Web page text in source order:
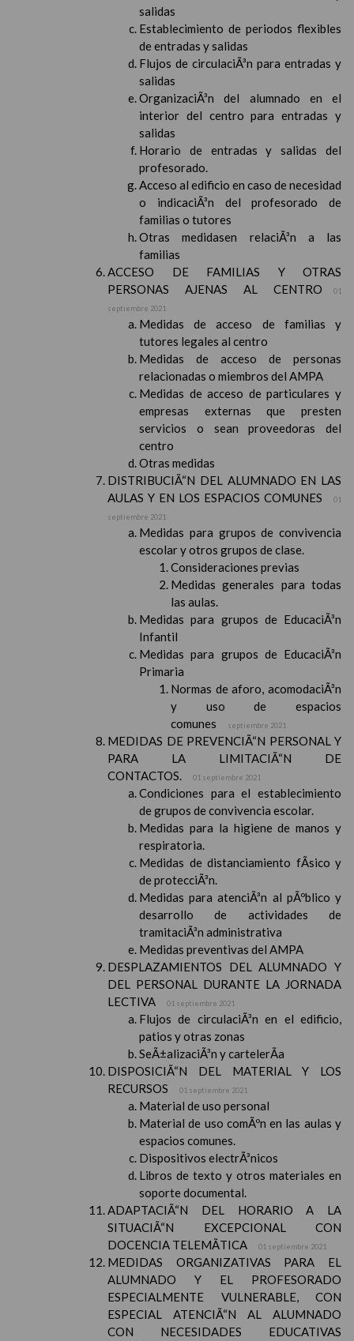
salidas
Establecimiento de periodos flexibles
de entradas y salidas
Flujos de circulaciÃ³n para entradas y
salidas
OrganizaciÃ³n del alumnado en el
interior del centro para entradas y
salidas
Horario de entradas y salidas del
profesorado.
Acceso al edificio en caso de necesidad
o indicaciÃ³n del profesorado de
familias o tutores
Otras medidasen relaciÃ³n a las
familias
ACCESO DE FAMILIAS Y OTRAS
PERSONAS AJENAS AL CENTRO
01
septiembre 2021
Medidas de acceso de familias y
tutores legales al centro
Medidas de acceso de personas
relacionadas o miembros del AMPA
Medidas de acceso de particulares y
empresas externas que presten
servicios o sean proveedoras del
centro
Otras medidas
DISTRIBUCIÃ“N DEL ALUMNADO EN LAS
AULAS Y EN LOS ESPACIOS COMUNES
01
septiembre 2021
Medidas para grupos de convivencia
escolar y otros grupos de clase.
Consideraciones previas
Medidas generales para todas
las aulas.
Medidas para grupos de EducaciÃ³n
Infantil
Medidas para grupos de EducaciÃ³n
Primaria
Normas de aforo, acomodaciÃ³n
y uso de espacios
comunes
septiembre 2021
MEDIDAS DE PREVENCIÃ“N PERSONAL Y
PARA LA LIMITACIÃ“N DE
CONTACTOS.
01 septiembre 2021
Condiciones para el establecimiento
de grupos de convivencia escolar.
Medidas para la higiene de manos y
respiratoria.
Medidas de distanciamiento fÃ­sico y
de protecciÃ³n.
Medidas para atenciÃ³n al pÃºblico y
desarrollo de actividades de
tramitaciÃ³n administrativa
Medidas preventivas del AMPA
DESPLAZAMIENTOS DEL ALUMNADO Y
DEL PERSONAL DURANTE LA JORNADA
LECTIVA
01 septiembre 2021
Flujos de circulaciÃ³n en el edificio,
patios y otras zonas
SeÃ±alizaciÃ³n y cartelerÃ­a
DISPOSICIÃ“N DEL MATERIAL Y LOS
RECURSOS
01 septiembre 2021
Material de uso personal
Material de uso comÃºn en las aulas y
espacios comunes.
Dispositivos electrÃ³nicos
Libros de texto y otros materiales en
soporte documental.
ADAPTACIÃ“N DEL HORARIO A LA
SITUACIÃ“N EXCEPCIONAL CON
DOCENCIA TELEMÃTICA
01 septiembre 2021
MEDIDAS ORGANIZATIVAS PARA EL
ALUMNADO Y EL PROFESORADO
ESPECIALMENTE VULNERABLE, CON
ESPECIAL ATENCIÃ“N AL ALUMNADO
CON NECESIDADES EDUCATIVAS